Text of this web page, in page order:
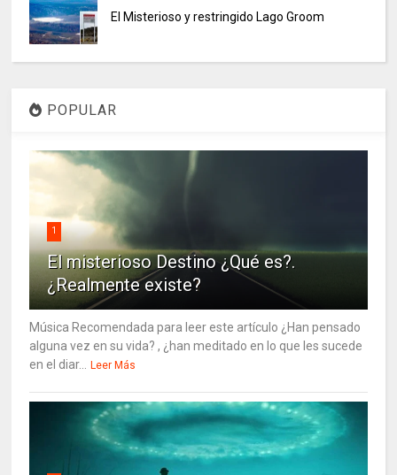
El Misterioso y restringido Lago Groom
POPULAR
1
El misterioso Destino ¿Qué es?.
¿Realmente existe?
Música Recomendada para leer este artículo ¿Han pensado
alguna vez en su vida? , ¿han meditado en lo que les sucede
en el diar...
Leer Más